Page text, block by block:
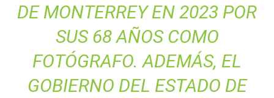
DE MONTERREY EN 2023 POR
SUS 68 AÑOS COMO
FOTÓGRAFO. ADEMÁS, EL
GOBIERNO DEL ESTADO DE